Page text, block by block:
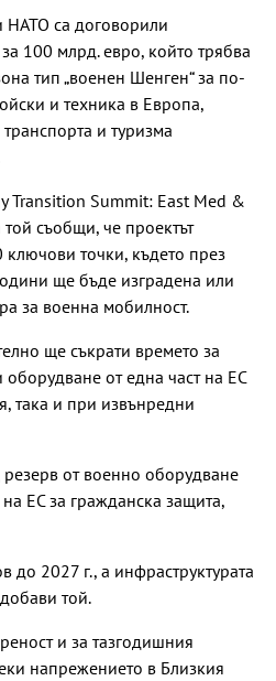
НАТО са договорили
100 млрд. евро, който трябва
тип „военен Шенген“ за по-
и техника в Европа,
и туризма
Transition Summit: East Med &
съобщи, че проектът
точки, където през
ще бъде изградена или
за военна мобилност.
ще съкрати времето за
от една част на ЕС
така и при извънредни
от военно оборудване
ЕС за гражданска защита,
до 2027 г., а инфраструктурата
той.
и за тазгодишния
напрежението в Близкия